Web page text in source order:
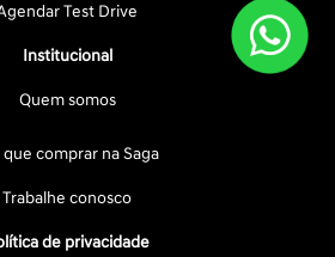
Test Drive
Institucional
Quem somos
que comprar na Saga
Trabalhe conosco
de privacidade